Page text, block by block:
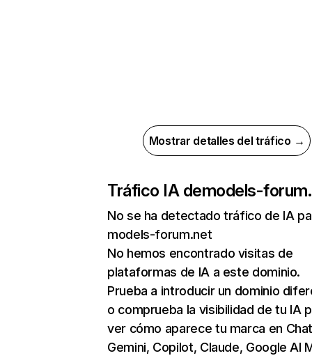
Mostrar detalles del tráfico →
Tráfico IA demodels-
No se ha detectado tráfico de IA
models-forum.net
No hemos encontrado visitas de
plataformas de IA a este dominio.
Prueba a introducir un dominio
o comprueba la visibilidad de tu IA
ver cómo aparece tu marca en
Gemini, Copilot, Claude, Google AI